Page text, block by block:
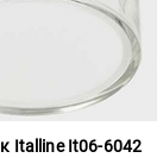
Italline It06-6042